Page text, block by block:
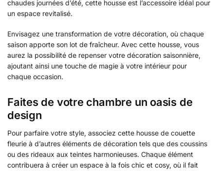
chaudes journées d’été, cette housse est l’accessoire idéal pour
un espace revitalisé.
Envisagez une transformation de votre décoration, où chaque
saison apporte son lot de fraîcheur. Avec cette housse, vous
aurez la possibilité de repenser votre décoration saisonnière,
ajoutant ainsi une touche de magie à votre intérieur pour
chaque occasion.
Faites de votre chambre un oasis de
design
Pour parfaire votre style, associez cette housse de couette
fleurie à d’autres éléments de décoration tels que des coussins
ou des rideaux aux teintes harmonieuses. Chaque élément
contribuera à créer un espace à la fois chic et cosy, où il fait